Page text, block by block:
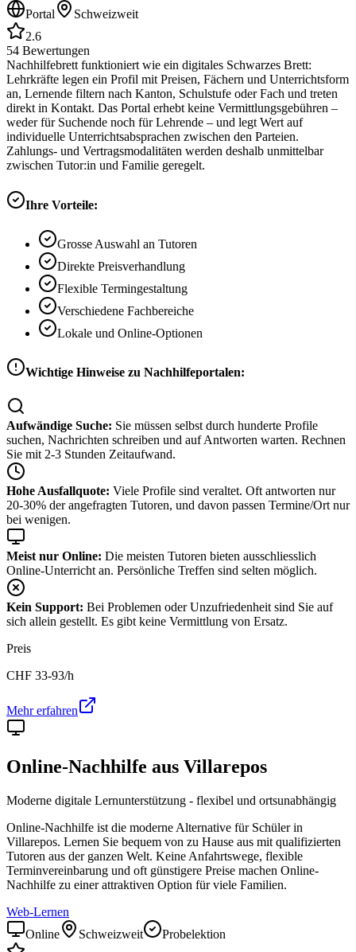
Portal
Schweizweit
2.6
54 Bewertungen
Nachhilfebrett funktioniert wie ein digitales Schwarzes Brett:
Lehrkräfte legen ein Profil mit Preisen, Fächern und Unterrichtsform
an, Lernende filtern nach Kanton, Schulstufe oder Fach und treten
direkt in Kontakt. Das Portal erhebt keine Vermittlungsgebühren –
weder für Suchende noch für Lehrende – und legt Wert auf
individuelle Unterrichtsabsprachen zwischen den Parteien.
Zahlungs- und Vertragsmodalitäten werden deshalb unmittelbar
zwischen Tutor:in und Familie geregelt.
Ihre Vorteile:
Grosse Auswahl an Tutoren
Direkte Preisverhandlung
Flexible Termingestaltung
Verschiedene Fachbereiche
Lokale und Online-Optionen
Wichtige Hinweise zu Nachhilfeportalen:
Aufwändige Suche: Sie müssen selbst durch hunderte Profile
suchen, Nachrichten schreiben und auf Antworten warten. Rechnen
Sie mit 2-3 Stunden Zeitaufwand.
Hohe Ausfallquote: Viele Profile sind veraltet. Oft antworten nur
20-30% der angefragten Tutoren, und davon passen Termine/Ort nur
bei wenigen.
Meist nur Online: Die meisten Tutoren bieten ausschliesslich
Online-Unterricht an. Persönliche Treffen sind selten möglich.
Kein Support: Bei Problemen oder Unzufriedenheit sind Sie auf
sich allein gestellt. Es gibt keine Vermittlung von Ersatz.
Preis
CHF 33-93/h
Mehr erfahren
Online-Nachhilfe aus Villarepos
Moderne digitale Lernunterstützung - flexibel und ortsunabhängig
Online-Nachhilfe ist die moderne Alternative für Schüler in
Villarepos. Lernen Sie bequem von zu Hause aus mit qualifizierten
Tutoren aus der ganzen Welt. Keine Anfahrtswege, flexible
Terminvereinbarung und oft günstigere Preise machen Online-
Nachhilfe zu einer attraktiven Option für viele Familien.
Web-Lernen
Online
Schweizweit
Probelektion